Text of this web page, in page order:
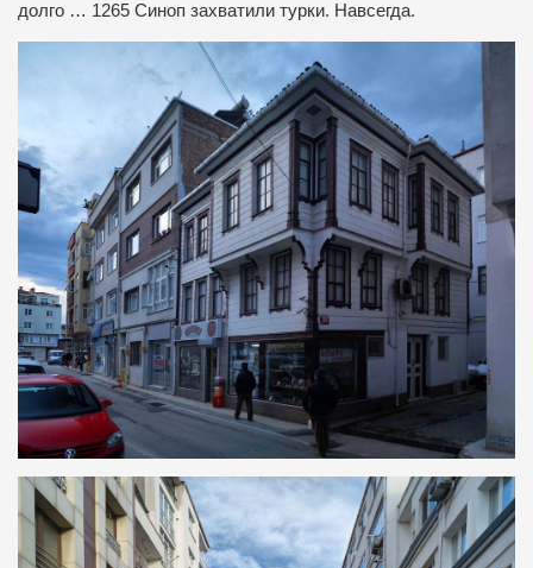
долго … 1265 Синоп захватили турки. Навсегда.